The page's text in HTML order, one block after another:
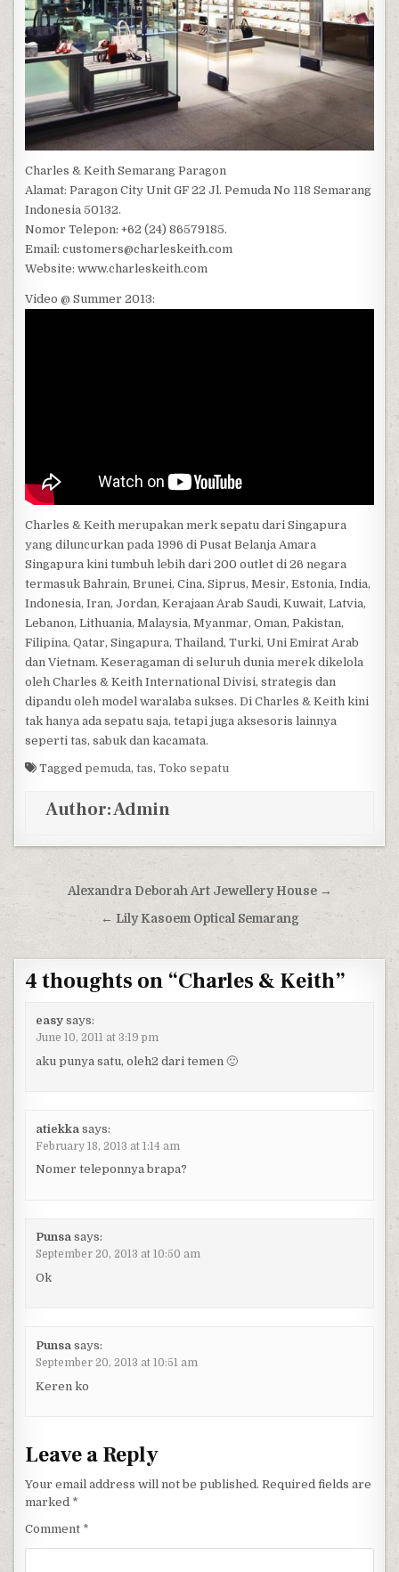
Charles & Keith Semarang Paragon
Alamat: Paragon City Unit GF 22 Jl. Pemuda No 118 Semarang
Indonesia 50132.
Nomor Telepon: +62 (24) 86579185.
Email: customers@charleskeith.com
Website: www.charleskeith.com
Video @ Summer 2013:
Charles & Keith merupakan merk sepatu dari Singapura
yang diluncurkan pada 1996 di Pusat Belanja Amara
Singapura kini tumbuh lebih dari 200 outlet di 26 negara
termasuk Bahrain, Brunei, Cina, Siprus, Mesir, Estonia, India,
Indonesia, Iran, Jordan, Kerajaan Arab Saudi, Kuwait, Latvia,
Lebanon, Lithuania, Malaysia, Myanmar, Oman, Pakistan,
Filipina, Qatar, Singapura, Thailand, Turki, Uni Emirat Arab
dan Vietnam. Keseragaman di seluruh dunia merek dikelola
oleh Charles & Keith International Divisi, strategis dan
dipandu oleh model waralaba sukses. Di Charles & Keith kini
tak hanya ada sepatu saja, tetapi juga aksesoris lainnya
seperti tas, sabuk dan kacamata.
Taggedpemuda,tas,Toko sepatu
Author:Admin
Post navigation
Alexandra Deborah Art Jewellery House →
← Lily Kasoem Optical Semarang
4 thoughts on “Charles & Keith”
easy says:
June 10, 2011 at 3:19 pm
aku punya satu, oleh2 dari temen 🙂
atiekka says:
February 18, 2013 at 1:14 am
Nomer teleponnya brapa?
Punsa says:
September 20, 2013 at 10:50 am
Ok
Punsa says:
September 20, 2013 at 10:51 am
Keren ko
Leave a Reply
Your email address will not be published. Required fields are
marked *
Comment *